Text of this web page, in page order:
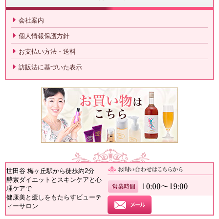
会社案内
個人情報保護方針
お支払い方法・送料
訪販法に基づいた表示
世田谷 梅ヶ丘駅から徒歩約2分
酵素ダイエットとスキンケアと心
理ケアで
健康美と癒しをもたらすビューテ
ィーサロン